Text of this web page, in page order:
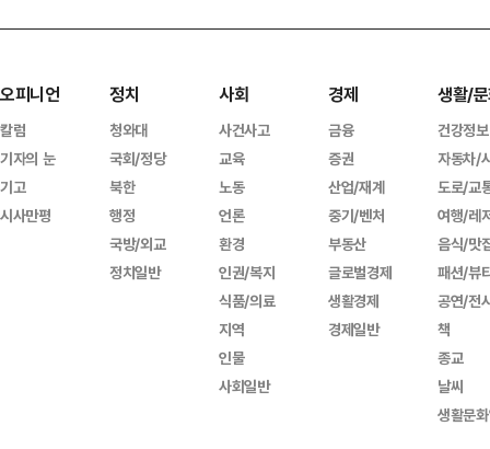
오피니언
칼럼
기자의 눈
기고
시사만평
정치
청와대
국회/정당
북한
행정
국방/외교
정치일반
사회
사건사고
교육
노동
언론
환경
인권/복지
식품/의료
지역
인물
사회일반
경제
금융
증권
산업/재계
중기/벤처
부동산
글로벌경제
생활경제
경제일반
생활/
건강정보
자동차/
도로/교
여행/레
음식/맛
패션/뷰
공연/전
책
종교
날씨
생활문